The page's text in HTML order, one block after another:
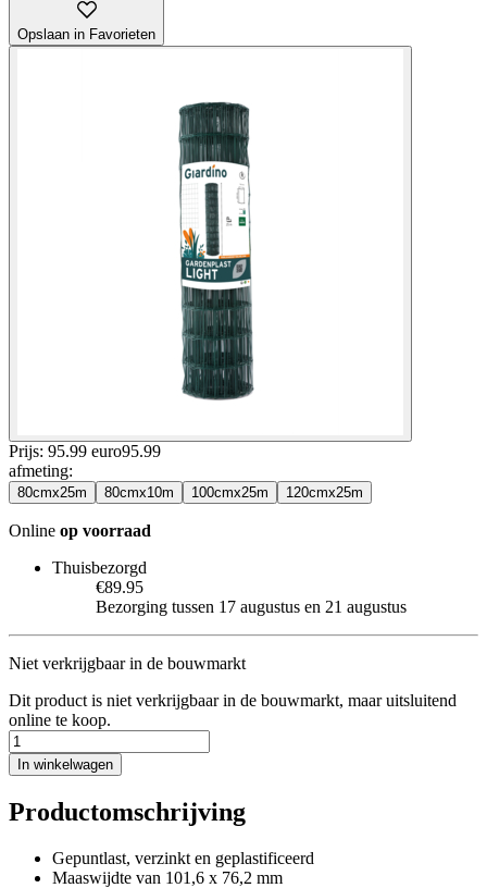
Opslaan in Favorieten
Prijs: 95.99 euro95.99
afmeting:
80cmx25m 80cmx10m 100cmx25m 120cmx25m
Online op voorraad
Thuisbezorgd
€89.95
Bezorging tussen 17 augustus en 21 augustus
Niet verkrijgbaar in de bouwmarkt
Dit product is niet verkrijgbaar in de bouwmarkt, maar uitsluitend
online te koop.
In winkelwagen
Productomschrijving
Gepuntlast, verzinkt en geplastificeerd
Maaswijdte van 101,6 x 76,2 mm